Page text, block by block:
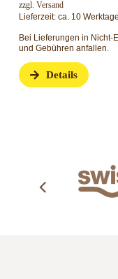
10 Werktage
in Nicht-EU-Länder
anfallen.